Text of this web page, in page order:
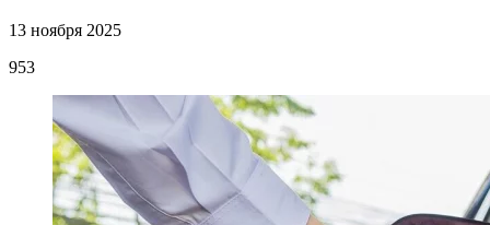
13 ноября 2025
953